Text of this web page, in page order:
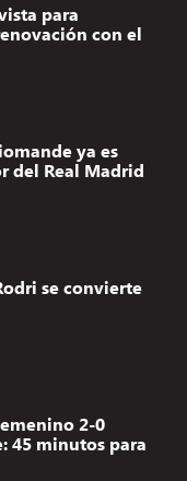
para
con el
ya es
del Real Madrid
se convierte
2-0
45 minutos para